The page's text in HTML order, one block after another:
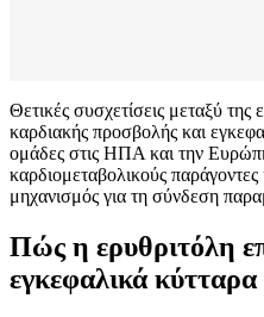
Θετικές συσχετίσεις μεταξύ της
καρδιακής προσβολής και
ομάδες στις ΗΠΑ και την
καρδιομεταβολικούς
μηχανισμός για τη σύνδεση
Πώς η ερυθριτόλη
εγκεφαλικά κύτταρα